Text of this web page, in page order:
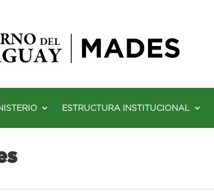
ESTRUCTURA INSTITUCIONAL